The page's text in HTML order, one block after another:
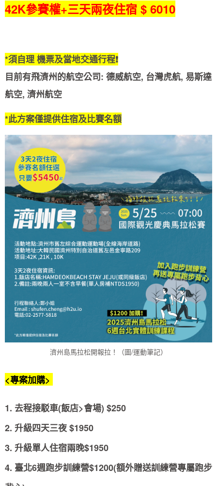
42K參賽權+三天兩夜住宿 $ 6010
*須自理 機票及當地交通行程❗️
目前有飛濟州的航空公司: 德威航空, 台灣虎航, 易斯達
航空, 濟州航空
*此方案僅提供住宿及比賽名額
濟州島馬拉松開報拉！（圖/運動筆記）
<專案加購>
1. 去程接駁車(飯店>會場) $250
2. 升級四天三夜 $1950
3. 升級單人住宿兩晚$1950
4. 臺北6週跑步訓練營$1200(額外贈送訓練營專屬跑步